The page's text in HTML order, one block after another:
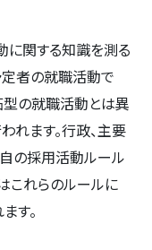
に関する知識を測る
者の就職活動で
の就職活動とは異
れます。行政、主要
の採用活動ルール
これらのルールに
す。